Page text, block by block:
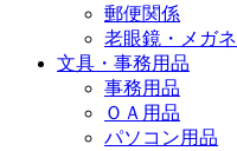
郵便関係
老眼鏡・メガネ
文具・事務用品
事務用品
ＯＡ用品
パソコン用品